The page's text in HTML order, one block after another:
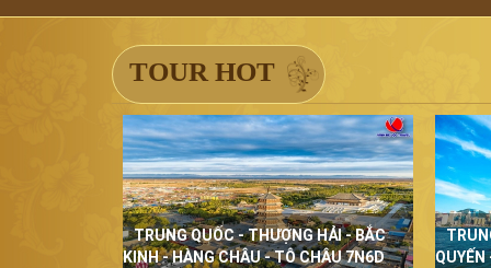
TOUR HOT
TRUNG QUỐC - THƯỢNG HẢI - BẮC
KINH - HÀNG CHÂU - TÔ CHÂU 7N6D
QUYẾN